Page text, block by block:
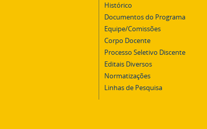
Histórico
Documentos do Programa
Equipe/Comissões
Corpo Docente
Processo Seletivo Discente
Editais Diversos
Normatizações
Linhas de Pesquisa